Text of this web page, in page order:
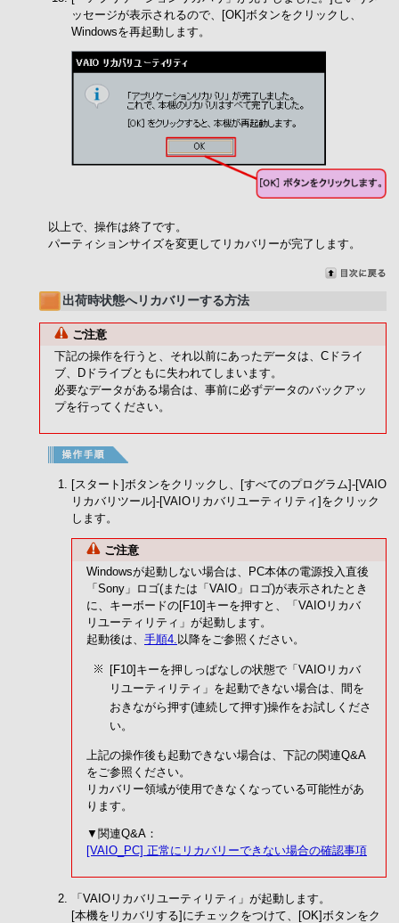
ッセージが表示されるので、[OK]ボタンをクリックし、
Windowsを再起動します。
以上で、操作は終了です。
パーティションサイズを変更してリカバリーが完了します。
出荷時状態へリカバリーする方法
ご注意
下記の操作を行うと、それ以前にあったデータは、Cドライ
ブ、Dドライブともに失われてしまいます。
必要なデータがある場合は、事前に必ずデータのバックアッ
プを行ってください。
[スタート]ボタンをクリックし、[すべてのプログラム]-[VAIO
リカバリツール]-[VAIOリカバリユーティリティ]をクリック
します。
ご注意
Windowsが起動しない場合は、PC本体の電源投入直後
「Sony」ロゴ(または「VAIO」ロゴ)が表示されたとき
に、キーボードの[F10]キーを押すと、「VAIOリカバ
リユーティリティ」が起動します。
起動後は、 手順4. 以降をご参照ください。
[F10]キーを押しっぱなしの状態で「VAIOリカバ
リユーティリティ」を起動できない場合は、間を
おきながら押す(連続して押す)操作をお試しくださ
い。
上記の操作後も起動できない場合は、下記の関連Q&A
をご参照ください。
リカバリー領域が使用できなくなっている可能性があ
ります。
▼関連Q&A：
[VAIO_PC] 正常にリカバリーできない場合の確認事項
「VAIOリカバリユーティリティ」が起動します。
[本機をリカバリする]にチェックをつけて、[OK]ボタンをク